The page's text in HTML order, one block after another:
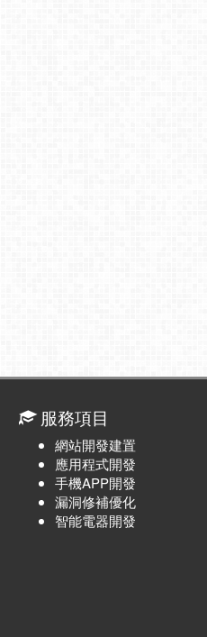
服務項目
網站開發建置
應用程式開發
手機APP開發
漏洞修補優化
智能電器開發